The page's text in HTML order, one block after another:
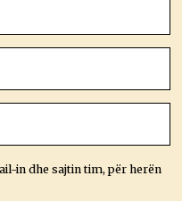
in dhe sajtin tim, për herën